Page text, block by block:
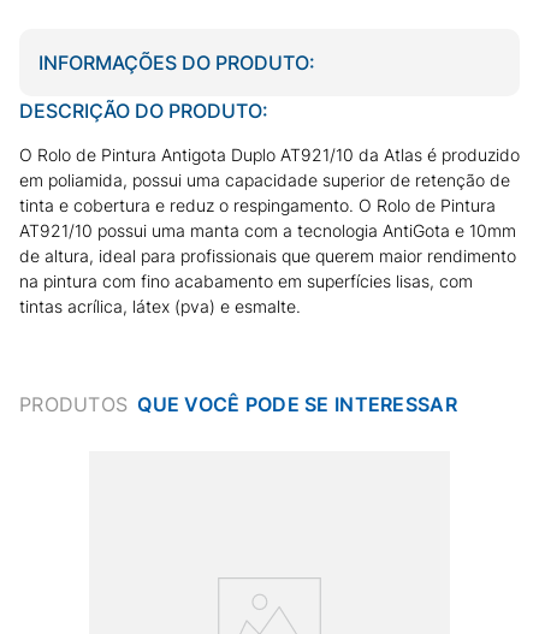
INFORMAÇÕES DO PRODUTO:
DESCRIÇÃO DO PRODUTO:
O Rolo de Pintura Antigota Duplo AT921/10 da Atlas é produzido
em poliamida, possui uma capacidade superior de retenção de
tinta e cobertura e reduz o respingamento. O Rolo de Pintura
AT921/10 possui uma manta com a tecnologia AntiGota e 10mm
de altura, ideal para profissionais que querem maior rendimento
na pintura com fino acabamento em superfícies lisas, com
tintas acrílica, látex (pva) e esmalte.
PRODUTOS